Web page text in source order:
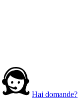
Hai domande?